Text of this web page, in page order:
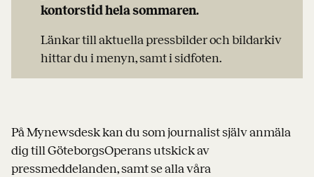
kontorstid hela sommaren.
Länkar till aktuella pressbilder och bildarkiv
hittar du i menyn, samt i sidfoten.
På Mynewsdesk kan du som journalist själv anmäla
dig till GöteborgsOperans utskick av
pressmeddelanden, samt se alla våra